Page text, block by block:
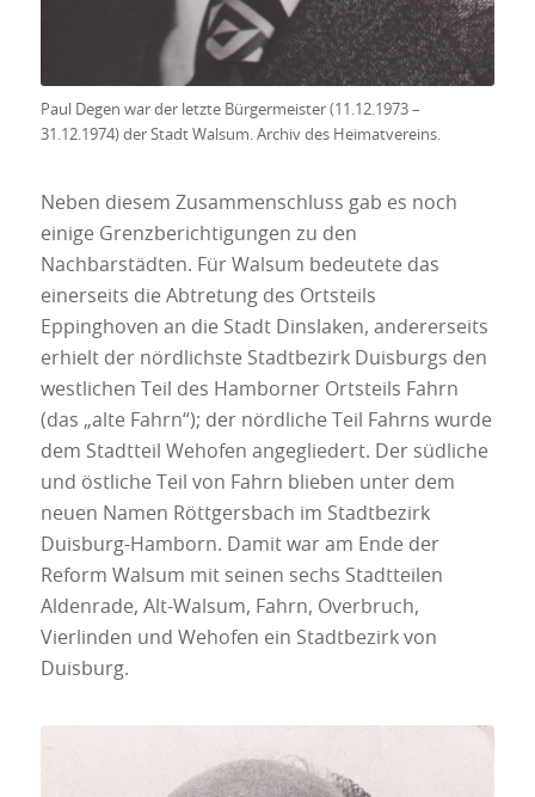
Paul Degen war der letzte Bürgermeister (11.12.1973 –
31.12.1974) der Stadt Walsum. Archiv des Heimatvereins.
Neben diesem Zusammenschluss gab es noch
einige Grenzberichtigungen zu den
Nachbarstädten. Für Walsum bedeutete das
einerseits die Abtretung des Ortsteils
Eppinghoven an die Stadt Dinslaken, andererseits
erhielt der nördlichste Stadtbezirk Duisburgs den
westlichen Teil des Hamborner Ortsteils Fahrn
(das „alte Fahrn“); der nördliche Teil Fahrns wurde
dem Stadtteil Wehofen angegliedert. Der südliche
und östliche Teil von Fahrn blieben unter dem
neuen Namen Röttgersbach im Stadtbezirk
Duisburg-Hamborn. Damit war am Ende der
Reform Walsum mit seinen sechs Stadtteilen
Aldenrade, Alt-Walsum, Fahrn, Overbruch,
Vierlinden und Wehofen ein Stadtbezirk von
Duisburg.